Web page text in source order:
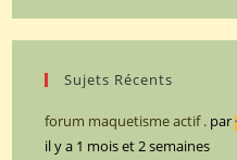
Sujets Récents
forum maquetisme actif . par
il y a 1 mois et 2 semaines